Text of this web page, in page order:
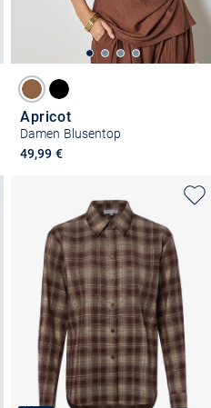
Apricot
Damen Blusentop
49,99 €